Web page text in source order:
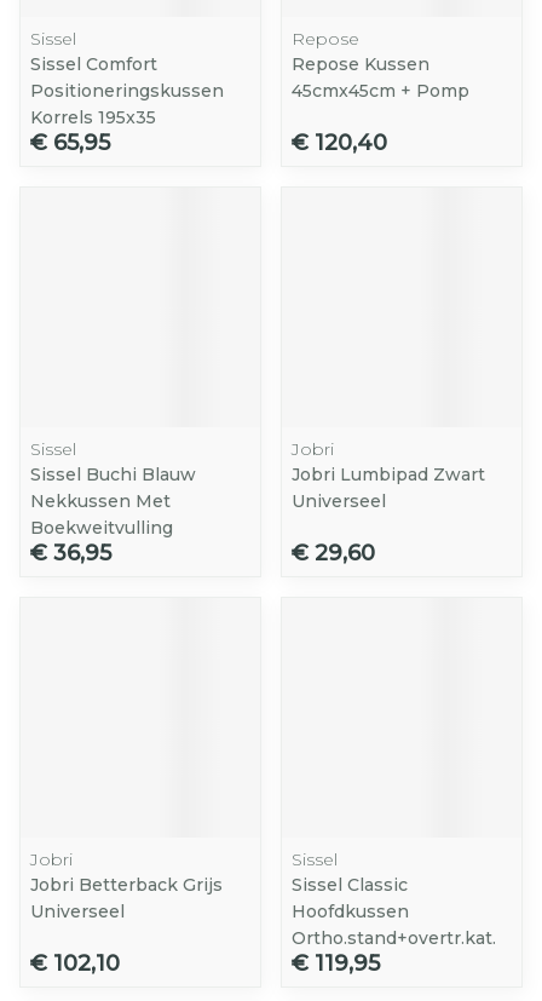
Sissel
Sissel Comfort
Positioneringskussen
Korrels 195x35
€ 65,95
Repose
Repose Kussen
45cmx45cm + Pomp
€ 120,40
Sissel
Sissel Buchi Blauw
Nekkussen Met
Boekweitvulling
€ 36,95
Jobri
Jobri Lumbipad Zwart
Universeel
€ 29,60
Jobri
Jobri Betterback Grijs
Universeel
€ 102,10
Sissel
Sissel Classic
Hoofdkussen
Ortho.stand+overtr.kat.
€ 119,95